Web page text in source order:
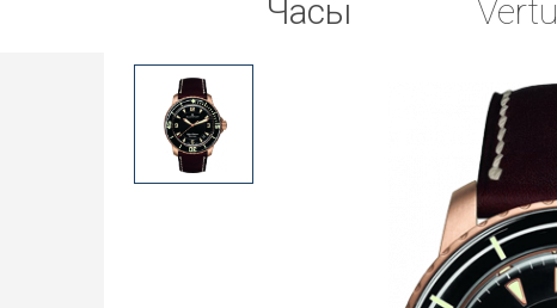
Часы Vertu